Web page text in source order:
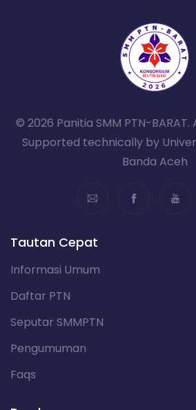
© 2026 Panitia SMM PTN-
Supported technically by
Banda Aceh
Tautan Cepat
Informasi Umum
Daftar PTN
Seputar SMMPTN
Pengumuman
Faqs